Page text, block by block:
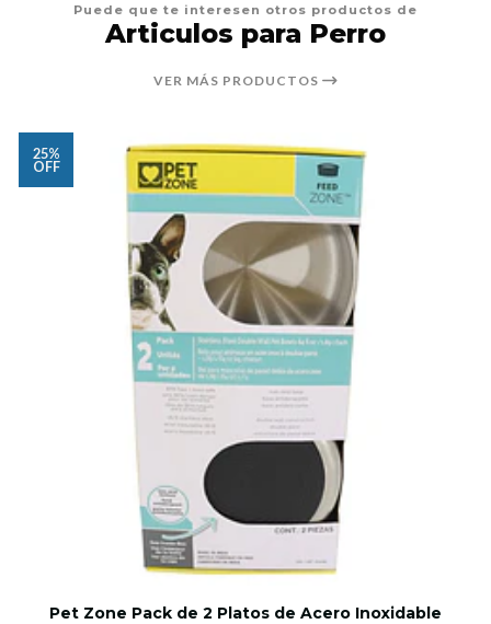
Puede que te interesen otros productos de
Articulos para Perro
VER MÁS PRODUCTOS
25%
OFF
Pet Zone Pack de 2 Platos de Acero Inoxidable